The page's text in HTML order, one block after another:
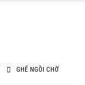
GHẾ NGỒI CHỜ